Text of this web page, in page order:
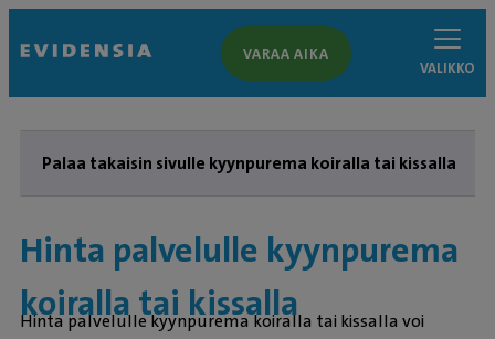
VARAA AIKA
VALIKKO
Palaa takaisin sivulle kyynpurema koiralla tai kissalla
Hinta palvelulle kyynpurema
koiralla tai kissalla
Hinta palvelulle kyynpurema koiralla tai kissalla voi